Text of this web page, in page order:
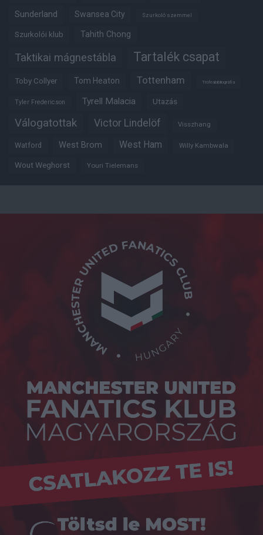
Sunderland Swansea City Szurkoló szemmel
Szurkolói klub Tahith Chong
Taktikai mágnestábla Tartalék csapat
Toby Collyer Tom Heaton Tottenham Trófeabibliográfia
Tyler Fredericson Tyrell Malacia Utazás
Válogatottak Victor Lindelöf Visszhang
Watford West Brom West Ham Willy Kambwala
Wout Weghorst Youri Tielemans